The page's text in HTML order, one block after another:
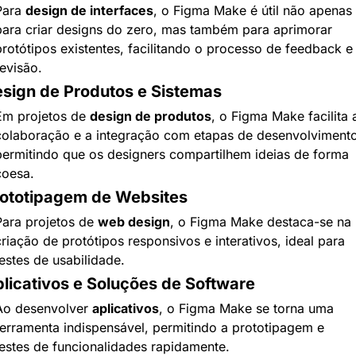
design de interfaces, o Figma Make é útil não apenas
criar designs do zero, mas também para aprimorar
existentes, facilitando o processo de feedback e
de Produtos e Sistemas
projetos de design de produtos, o Figma Make facilita
e a integração com etapas de
que os designers compartilhem ideias de forma
de Websites
projetos de web design, o Figma Make destaca-se na
de protótipos responsivos e interativos, ideal para
de usabilidade.
e Soluções de Software
desenvolver aplicativos, o Figma Make se torna uma
indispensável, permitindo a prototipagem e
de funcionalidades rapidamente.